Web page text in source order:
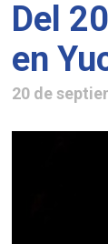
Del
en
20 de